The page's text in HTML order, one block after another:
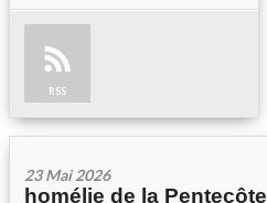
RSS
23 Mai 2026
homélie de la Pentecôte